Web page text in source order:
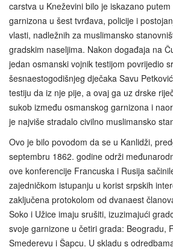
carstva u Kneževini bilo je iskazano
garnizona u šest tvrđava, policije i
vlasti, nadležnih za muslimansko
gradskim naseljima. Nakon događaja na
jedan osmanski vojnik testijom povrijedio
šesnaestogodišnjeg dječaka Savu
testiju da iz nje pije, a ovaj ga uz drske
sukob između osmanskog garnizona i
je najviše stradalo civilno muslimansko
Ovo je bilo povodom da se u Kanlidži,
septembru 1862. godine održi
ove konferencije Francuska i Rusija
zajedničkom istupanju u korist srpskih
zaključena protokolom od dvanaest
Soko i Užice imaju srušiti, izuzimajući
svoje garnizone u četiri grada: Beogradu,
Smederevu i Šapcu. U skladu s